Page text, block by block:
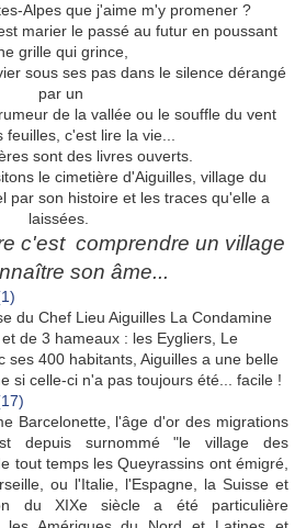
Alpes que j'aime m'y promener ?
marier le passé au futur en poussant
grille qui grince,
sous ses pas dans le silence dérangé
par un
de la vallée ou le souffle du vent
feuilles, c'est lire la vie...
sont des livres ouverts.
le cimetière d'Aiguilles, village du
par son histoire et les traces qu'elle a
laissées.
c'est comprendre un village
son âme...
du Chef Lieu Aiguilles La Condamine
de 3 hameaux : les Eygliers, Le
ses 400 habitants, Aiguilles a une belle
si celle-ci n'a pas toujours été... facile !
Barcelonette, l'âge d'or des migrations
depuis surnommé "le village des
tout temps les Queyrassins ont émigré,
ou l'Italie, l'Espagne, la Suisse et
du XIXe siècle a été particulière